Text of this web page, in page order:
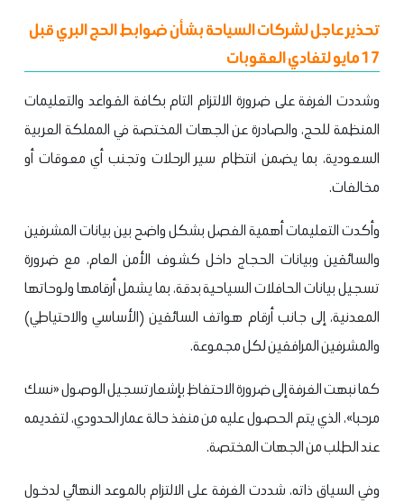
تحذير عاجل لشركات السياحة بشأن ضوابط الحج البري قبل
17 مايو لتفادي العقوبات
وشددت الغرفة على ضرورة الالتزام التام بكافة القواعد والتعليمات
المنظمة للحج، والصادرة عن الجهات المختصة في المملكة العربية
السعودية، بما يضمن انتظام سير الرحلات وتجنب أي معوقات أو
مخالفات.
وأكدت التعليمات أهمية الفصل بشكل واضح بين بيانات المشرفين
والسائقين وبيانات الحجاج داخل كشوف الأمن العام، مع ضرورة
تسجيل بيانات الحافلات السياحية بدقة، بما يشمل أرقامها ولوحاتها
المعدنية، إلى جانب أرقام هواتف السائقين (الأساسي والاحتياطي)
والمشرفين المرافقين لكل مجموعة.
كما نبهت الغرفة إلى ضرورة الاحتفاظ بإشعار تسجيل الوصول «نسك
مرحبا»، الذي يتم الحصول عليه من منفذ حالة عمار الحدودي، لتقديمه
عند الطلب من الجهات المختصة.
وفي السياق ذاته، شددت الغرفة على الالتزام بالموعد النهائي لدخول